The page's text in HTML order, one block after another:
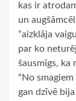
kas ir
un
“aizklāja
par ko
šausmīgs, ka
“No
gan dzīvē